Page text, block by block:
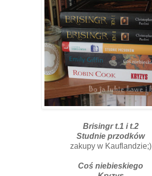
Brisingr t.1 i t.2
Studnie przodków
zakupy w Kauflandzie;)
Coś niebieskiego